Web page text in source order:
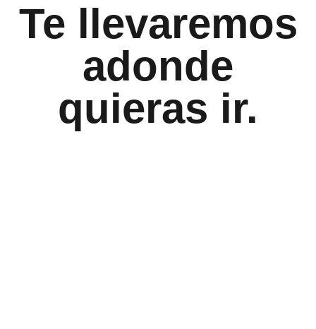
Te llevaremos
adonde
quieras ir.